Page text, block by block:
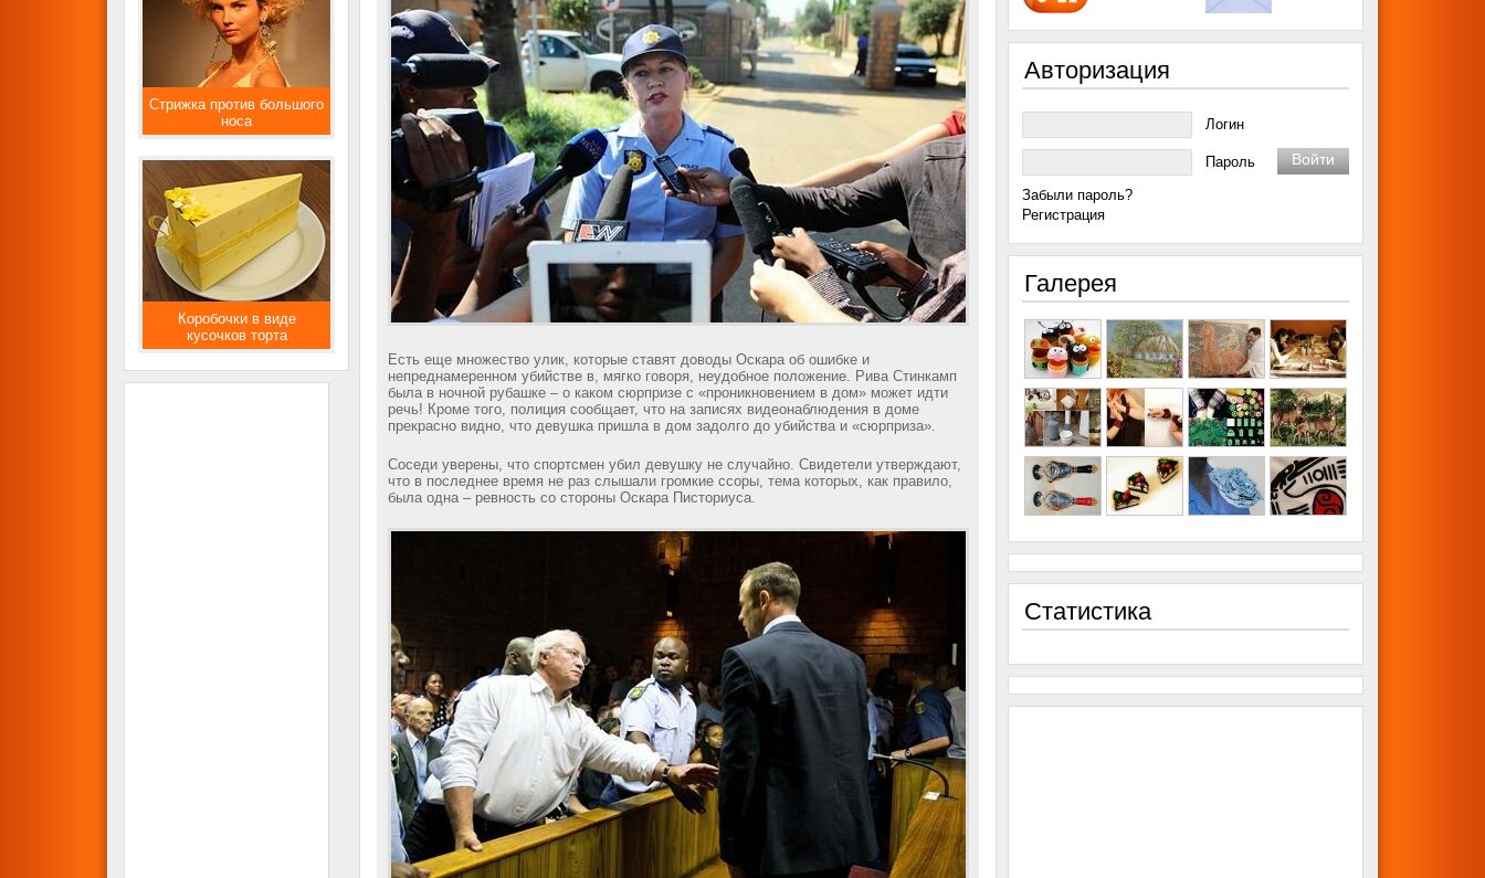
Есть еще множество улик, которые ставят доводы Оскара об ошибке и
непреднамеренном убийстве в, мягко говоря, неудобное положение. Рива Стинкамп
была в ночной рубашке – о каком сюрпризе с «проникновением в дом» может идти
речь! Кроме того, полиция сообщает, что на записях видеонаблюдения в доме
прекрасно видно, что девушка пришла в дом задолго до убийства и «сюрприза».
Соседи уверены, что спортсмен убил девушку не случайно. Свидетели утверждают,
что в последнее время не раз слышали громкие ссоры, тема которых, как правило,
была одна – ревность со стороны Оскара Писториуса.
Стрижка против большого
носа
Коробочки в виде
кусочков торта
Авторизация
Логин
Пароль
Забыли пароль?
Регистрация
Галерея
Статистика